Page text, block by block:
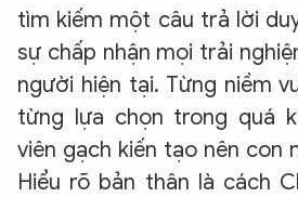
tìm kiếm một câu trả lời
sự chấp nhận mọi trải
người hiện tại. Từng niềm
từng lựa chọn trong quá
viên gạch kiến tạo nên con
Hiểu rõ bản thân là cách